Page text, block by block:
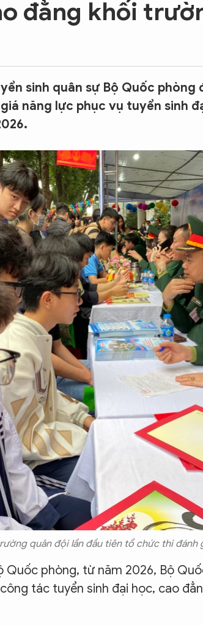
đẳng khối
sinh quân sự Bộ Quốc
năng lực phục vụ tuyển sinh
quân đội lần đầu tiên tổ chức thi đánh
Quốc phòng, từ năm 2026, Bộ
tác tuyển sinh đại học, cao